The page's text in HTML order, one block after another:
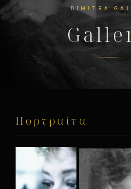
DIMITRA
Πορτραίτα